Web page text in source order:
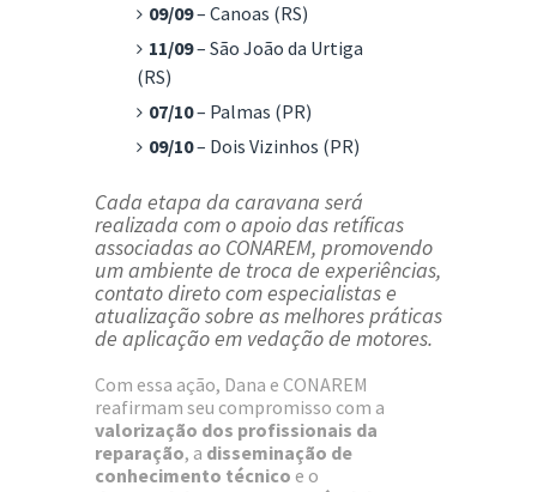
09/09– Canoas (RS)
11/09– São João da Urtiga
(RS)
07/10– Palmas (PR)
09/10– Dois Vizinhos (PR)
Cada etapa da caravana será
realizada com o apoio das retíficas
associadas ao CONAREM, promovendo
um ambiente de troca de experiências,
contato direto com especialistas e
atualização sobre as melhores práticas
de aplicação em vedação de motores.
Com essa ação, Dana e CONAREM
reafirmam seu compromisso com a
valorização dos profissionais da
reparação, a disseminação de
conhecimento técnico e o